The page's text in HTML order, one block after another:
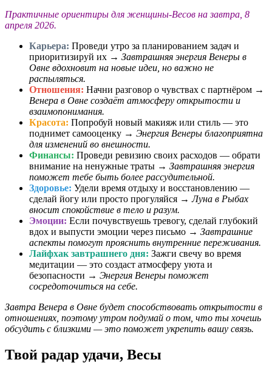
Практичные ориентиры для женщины-Весов на завтра, 8
апреля 2026.
Карьера: Проведи утро за планированием задач и
приоритизируй их → Завтрашняя энергия Венеры в
Овне вдохновит на новые идеи, но важно не
распыляться.
Отношения: Начни разговор о чувствах с партнёром →
Венера в Овне создаёт атмосферу открытости и
взаимопонимания.
Красота: Попробуй новый макияж или стиль — это
поднимет самооценку → Энергия Венеры благоприятна
для изменений во внешности.
Финансы: Проведи ревизию своих расходов — обрати
внимание на ненужные траты → Завтрашняя энергия
поможет тебе быть более рассудительной.
Здоровье: Удели время отдыху и восстановлению —
сделай йогу или просто прогуляйся →Луна в Рыбах
вносит спокойствие в тело и разум.
Эмоции: Если почувствуешь тревогу, сделай глубокий
вдох и выпусти эмоции через письмо → Завтрашние
аспекты помогут прояснить внутренние переживания.
Лайфхак завтрашнего дня: Зажги свечу во время
медитации — это создаст атмосферу уюта и
безопасности → Энергия Венеры поможет
сосредоточиться на себе.
Завтра Венера в Овне будет способствовать открытости в
отношениях, поэтому утром подумай о том, что ты хочешь
обсудить с близкими — это поможет укрепить вашу связь.
Твой радар удачи, Весы